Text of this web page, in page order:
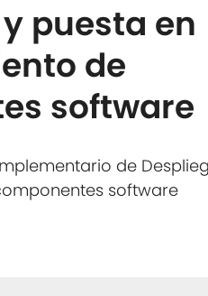
puesta en
de
software
de
software